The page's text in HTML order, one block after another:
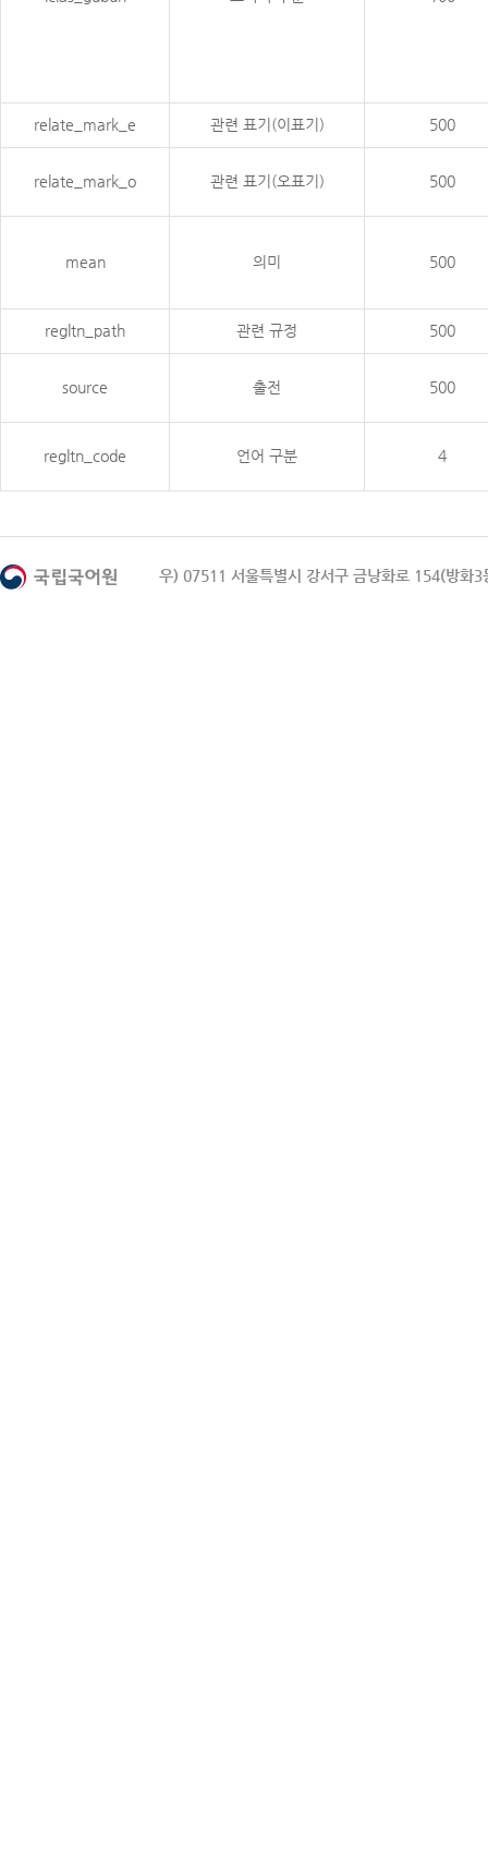
relate_mark_e 관련 표기(이표기) 500
relate_mark_o 관련 표기(오표기) 500
mean 의미 500
regltn_path 관련 규정 500
source 출전 500
regltn_code 언어 구분 4
우) 07511 서울특별시 강서구 금낭화로 154(방화3